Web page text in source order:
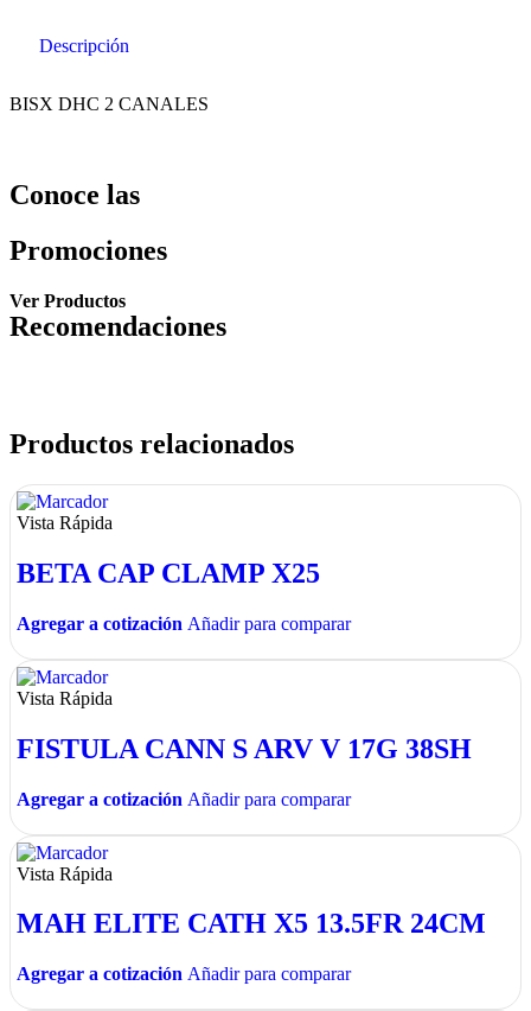
Descripción
BISX DHC 2 CANALES
Conoce las
Promociones
Ver Productos
Recomendaciones
Productos relacionados
Vista Rápida
BETA CAP CLAMP X25
Agregar a cotización Añadir para comparar
Vista Rápida
FISTULA CANN S ARV V 17G 38SH
Agregar a cotización Añadir para comparar
Vista Rápida
MAH ELITE CATH X5 13.5FR 24CM
Agregar a cotización Añadir para comparar